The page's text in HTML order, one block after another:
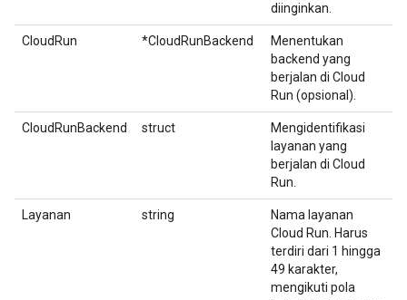
diinginkan.
CloudRun *CloudRunBackend
Menentukan
backend yang
berjalan di Cloud
Run (opsional).
CloudRunBackend struct
Mengidentifikasi
layanan yang
berjalan di Cloud
Run.
Layanan string
Nama layanan
Cloud Run. Harus
terdiri dari 1 hingga
49 karakter,
mengikuti pola